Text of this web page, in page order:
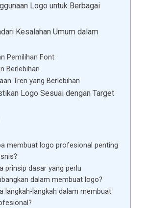
Logo untuk Berbagai
Kesalahan Umum dalam
Pemilihan Font
Berlebihan
Tren yang Berlebihan
Logo Sesuai dengan Target
membuat logo profesional penting
prinsip dasar yang perlu
dalam membuat logo?
langkah-langkah dalam membuat